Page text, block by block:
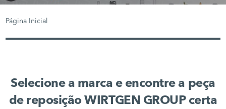
Página Inicial
Selecione a marca e encontre a peça
de reposição WIRTGEN GROUP certa